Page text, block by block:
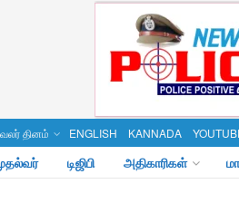
தினம் ENGLISH KANNADA
டிஜிபி அதிகாரிகள்